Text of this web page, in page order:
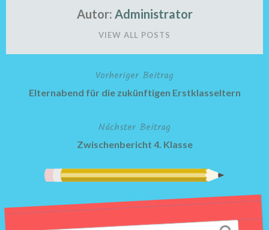
Autor: Administrator
VIEW ALL POSTS
BeitragsnavigationVorheriger Beitrag
Elternabend für die zukünftigen Erstklasseltern
Nächster Beitrag
Zwischenbericht 4. Klasse